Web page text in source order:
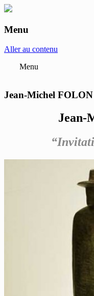
anne-marie et
contemporain
Menu
Aller au contenu
Menu
Jean-Michel FOLON
Jean-